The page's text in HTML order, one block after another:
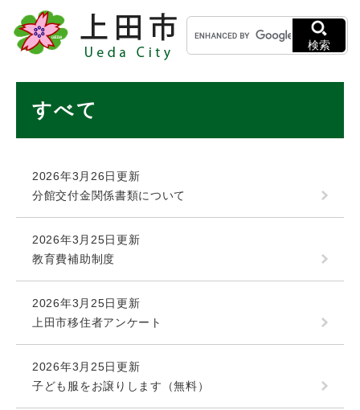
メニューを飛ばして本文へ
キ
ー
ワ
検索
すべて
2026年3月26日更新
分館交付金関係書類について
2026年3月25日更新
教育費補助制度
2026年3月25日更新
上田市移住者アンケート
2026年3月25日更新
子ども服をお譲りします（無料）